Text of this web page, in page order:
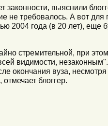
выяснили
не требовалось. А вот
2004 года (в 20 лет), еще
стремительной, при
видимости,
окончания вуза,
блоггер.